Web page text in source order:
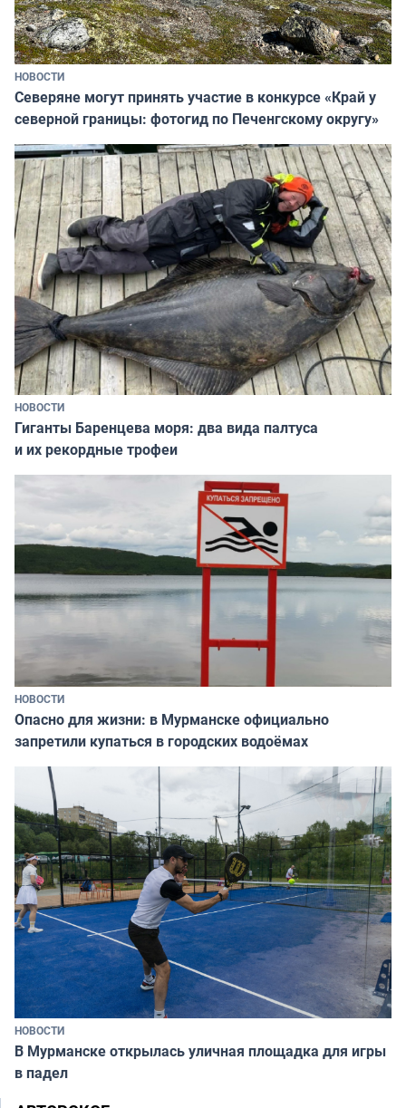
НОВОСТИ
Северяне могут принять участие в конкурсе «Край у
северной границы: фотогид по Печенгскому округу»
НОВОСТИ
Гиганты Баренцева моря: два вида палтуса
и их рекордные трофеи
НОВОСТИ
Опасно для жизни: в Мурманске официально
запретили купаться в городских водоёмах
НОВОСТИ
В Мурманске открылась уличная площадка для игры
в падел